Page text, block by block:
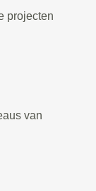
projecten
van